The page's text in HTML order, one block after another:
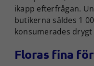
ikapp efterfrågan.
butikerna såldes 1
konsumerades drygt
Floras fina